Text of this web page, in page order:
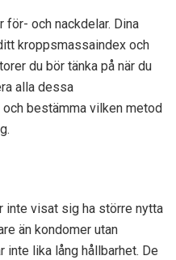
för- och nackdelar. Dina
kroppsmassaindex och
du bör tänka på när du
alla dessa
bestämma vilken metod
inte visat sig ha större nytta
än kondomer utan
inte lika lång hållbarhet. De